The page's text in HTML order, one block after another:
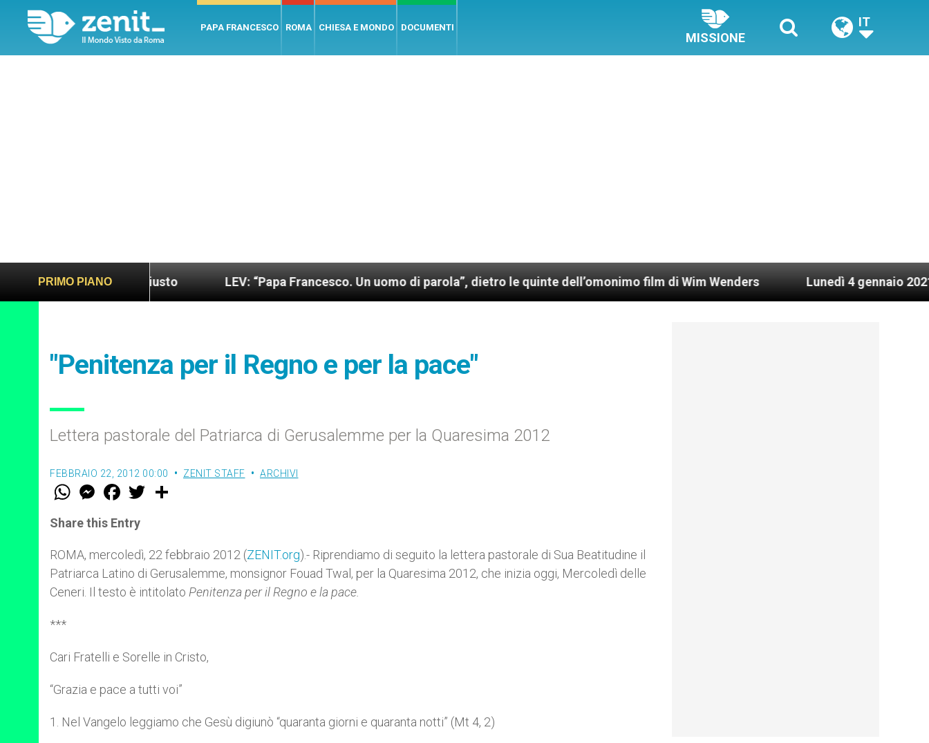
PAPA FRANCESCO ROMA CHIESA E MONDO DOCUMENTI
MISSIONE
IT
PRIMO PIANO
sano e giusto LEV: “Papa Francesco. Un uomo di parola”, dietro le quinte dell’omonimo film di Wim Wenders Lunedì 4 gennaio 2021: Possesso
"Penitenza per il Regno e per la pace"
Lettera pastorale del Patriarca di Gerusalemme per la Quaresima 2012
FEBBRAIO 22, 2012 00:00 ZENIT STAFF ARCHIVI
W
t
s
p
p
M
e
s
e
g
e
F
a
e
b
o
k
w
r
Share this Entry
ROMA, mercoledì, 22 febbraio 2012 (ZENIT.org).- Riprendiamo di seguito la lettera pastorale di Sua Beatitudine il
Patriarca Latino di Gerusalemme, monsignor Fouad Twal, per la Quaresima 2012, che inizia oggi, Mercoledì delle
Ceneri. Il testo è intitolato Penitenza per il Regno e la pace.
***
Cari Fratelli e Sorelle in Cristo,
“Grazia e pace a tutti voi”
1. Nel Vangelo leggiamo che Gesù digiunò “quaranta giorni e quaranta notti” (Mt 4, 2)